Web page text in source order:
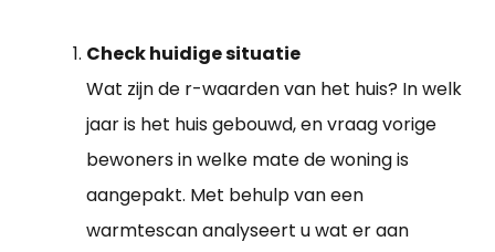
Check huidige situatie
Wat zijn de r-waarden van het huis? In welk
jaar is het huis gebouwd, en vraag vorige
bewoners in welke mate de woning is
aangepakt. Met behulp van een
warmtescan analyseert u wat er aan